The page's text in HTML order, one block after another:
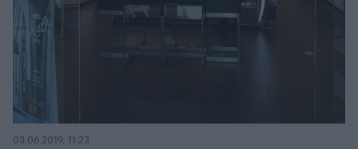
03.06.2019, 11:23